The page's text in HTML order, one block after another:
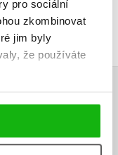
pro sociální
zkombinovat
jim byly
že používáte
hodnocení.